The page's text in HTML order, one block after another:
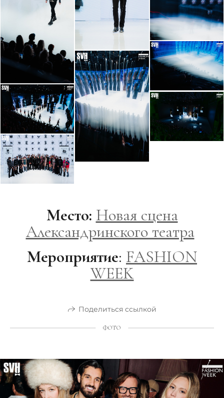
Место: Новая сцена
Александринского театра
Мероприятие: FASHION
WEEK
Поделиться ссылкой
ФОТО